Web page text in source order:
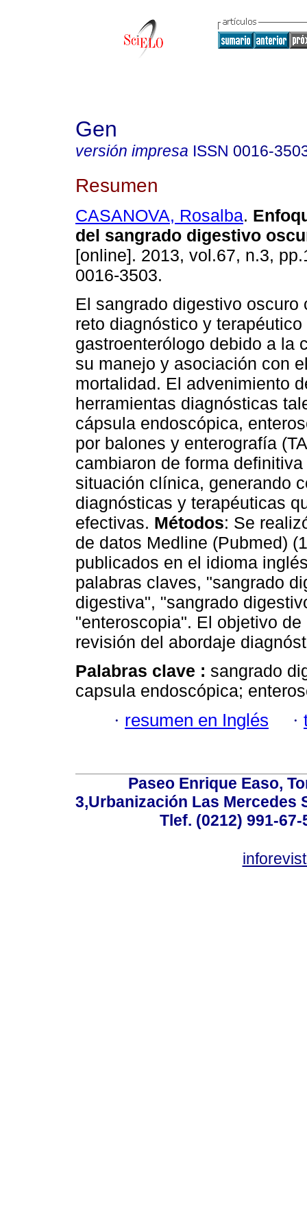
Gen
versión impresa ISSN 0016-
Resumen
CASANOVA, Rosalba.
del sangrado digestivo
[online]. 2013, vol.67, n.3,
0016-3503.
El sangrado digestivo oscuro
reto diagnóstico y terapéutico
gastroenterólogo debido a la
su manejo y asociación con
mortalidad. El advenimiento
herramientas diagnósticas
cápsula endoscópica,
por balones y enterografía
cambiaron de forma
situación clínica, generando
diagnósticas y terapéuticas
efectivas. Métodos: Se
de datos Medline (Pubmed)
publicados en el idioma
palabras claves, "sangrado
digestiva", "sangrado
"enteroscopia". El objetivo
revisión del abordaje
Palabras clave : sangrado
capsula endoscópica;
· resumen en Inglés ·
Paseo Enrique Easo,
3,Urbanización Las Mercedes
Tlef. (0212) 991-